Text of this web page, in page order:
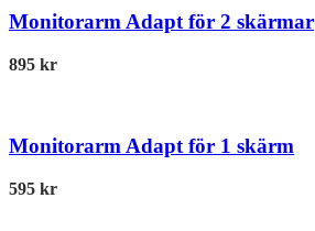
Monitorarm Adapt för 2 skärmar
895 kr
Monitorarm Adapt för 1 skärm
595 kr